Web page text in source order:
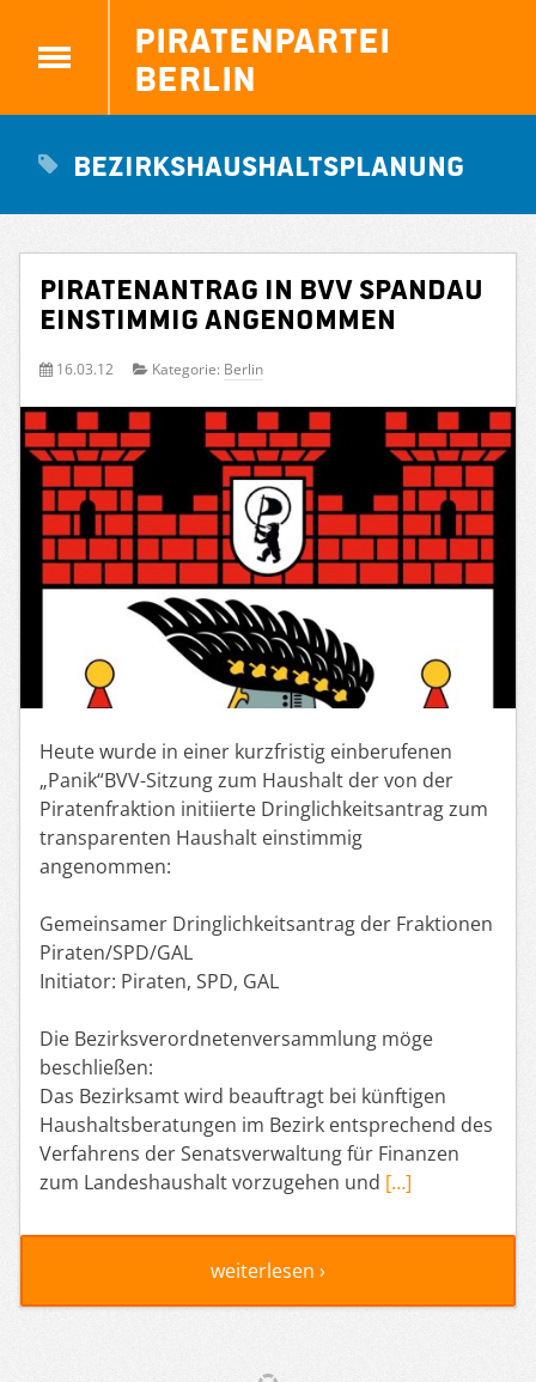
Piratenpartei
Berlin
Bezirkshaushaltsplanung
Piratenantrag in BVV Spandau
einstimmig angenommen
16.03.12 Kategorie: Berlin
Heute wurde in einer kurzfristig einberufenen
„Panik“BVV-Sitzung zum Haushalt der von der
Piratenfraktion initiierte Dringlichkeitsantrag zum
transparenten Haushalt einstimmig
angenommen:
Gemeinsamer Dringlichkeitsantrag der Fraktionen
Piraten/SPD/GAL
Initiator: Piraten, SPD, GAL
Die Bezirksverordnetenversammlung möge
beschließen:
Das Bezirksamt wird beauftragt bei künftigen
Haushaltsberatungen im Bezirk entsprechend des
Verfahrens der Senatsverwaltung für Finanzen
zum Landeshaushalt vorzugehen und […]
weiterlesen ›